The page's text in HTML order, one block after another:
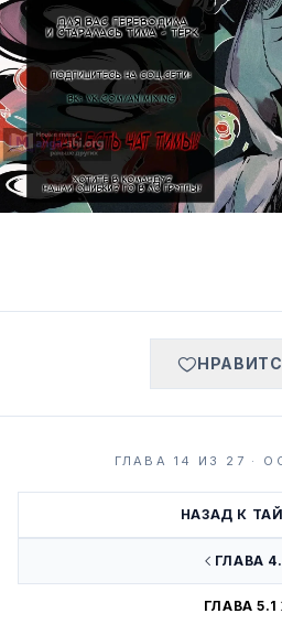
ГЛАВА 14 ИЗ 27 ·
НАЗАД К
ГЛАВА
ГЛАВА 5.1